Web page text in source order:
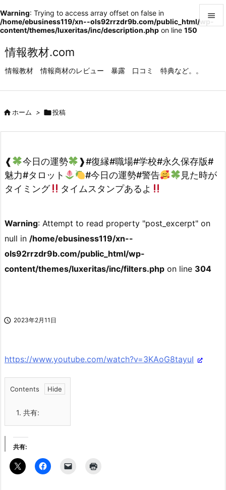
Warning: Trying to access array offset on false in
/home/ebusiness119/xn--ols92rrzdr9b.com/public_html/wp-
content/themes/luxeritas/inc/description.php on line 150
情報教材.com
情報教材 情報商材のレビュー 暴露 口コミ 特典など。。


ホーム > 投稿
❰ 今日の運勢
❱#復縁#職場#学校#永久保存版#
魅力#タロット
#今日の運勢#警告
見た時が
タイミング
タイムスタンプあるよ
Warning: Attempt to read property "post_excerpt" on
null in /home/ebusiness119/xn--
ols92rrzdr9b.com/public_html/wp-
content/themes/luxeritas/inc/filters.php on line 304
 2023年2月11日
https://www.youtube.com/watch?v=3KAoG8tayuI
Contents
1. 共有:
共有: